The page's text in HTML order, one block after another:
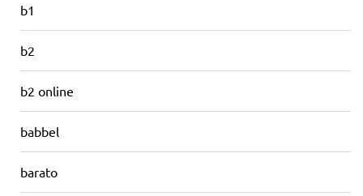
b1
b2
b2 online
babbel
barato